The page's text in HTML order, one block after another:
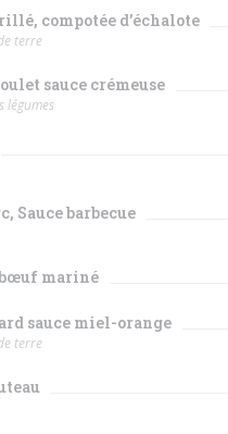
compotée d’échalote
terre
sauce crémeuse
légumes
Sauce barbecue
mariné
sauce miel-orange
terre